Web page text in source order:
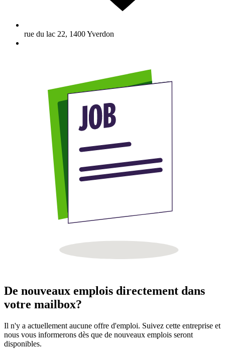
rue du lac 22, 1400Yverdon
De nouveaux emplois directement dans
votre mailbox?
Il n'y a actuellement aucune offre d'emploi. Suivez cette entreprise et
nous vous informerons dès que de nouveaux emplois seront
disponibles.